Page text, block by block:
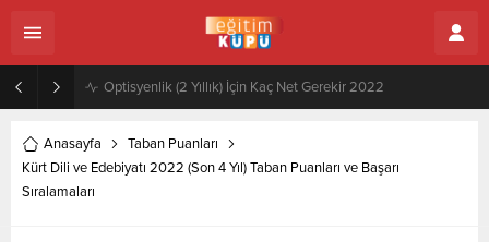
Anasayfa
Taban Puanları
Kürt Dili ve Edebiyatı 2022 (Son 4 Yıl) Taban Puanları ve Başarı
Sıralamaları